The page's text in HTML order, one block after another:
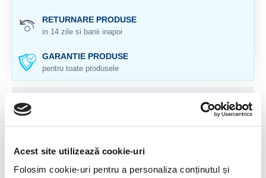
Acest site utilizează cookie-uri
Folosim cookie-uri pentru a personaliza conținutul și
RETURNARE PRODUSE
in 14 zile si banii inapoi
GARANTIE PRODUSE
pentru toate produsele